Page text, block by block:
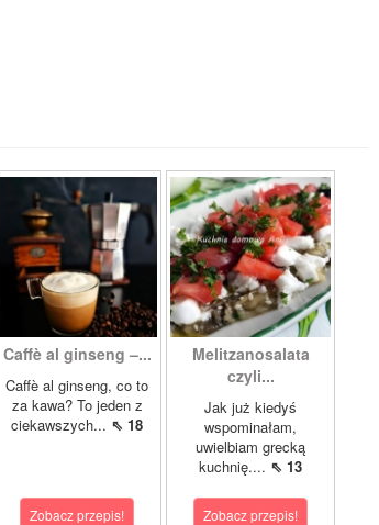
Caffè al ginseng –...
Caffè al ginseng, co to
za kawa? To jeden z
ciekawszych... ⇖ 18
Zobacz przepis!
Melitzanosalata
czyli...
Jak już kiedyś
wspominałam,
uwielbiam grecką
kuchnię.... ⇖ 13
Zobacz przepis!